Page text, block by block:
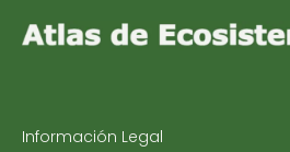
Información Legal